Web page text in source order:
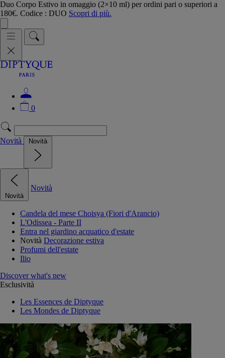
Duo Corpo Estivo in omaggio (2×10 ml) per ordini pari o superiori a
180€. Codice : DUO Scopri di più.
0
Novità Novità
Novità
Novità
Candela del mese Choisya (Fiori d'Arancio)
L'Odissea - Parte II
Entra nel giardino acquatico d'estate
Novità Decorazione estiva
Profumi dell'estate
Ilio
Discover what's new
Esclusività
Les Essences de Diptyque
Les Mondes de Diptyque